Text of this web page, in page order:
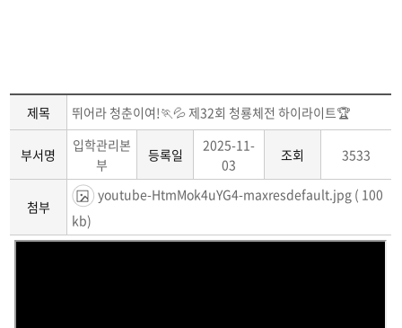
제목 뛰어라 청춘이여!🏃💦 제32회 청룡체전 하이라이트🏆
부서명
입학관리본
부
등록일
2025-11-
03
조회 3533
첨부
youtube-HtmMok4uYG4-maxresdefault.jpg ( 100
kb)